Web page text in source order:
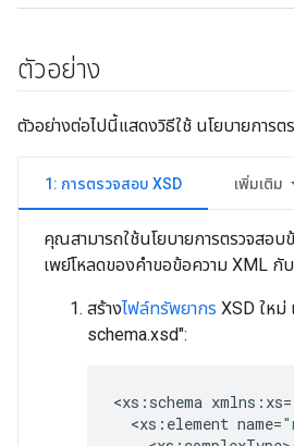
ตัวอย่าง
ตัวอย่างต่อไปนี้แสดงวิธีใช้ นโยบายการต
1: การตรวจสอบ XSD เพิ่มเติม
คุณสามารถใช้นโยบายการตรวจสอบ
เพย์โหลดของคำขอข้อความ XML กั
สร้างไฟล์ทรัพยากร XSD ใหม่
schema.xsd":
<xs : schema xmlns : xs=
<xs : element name=